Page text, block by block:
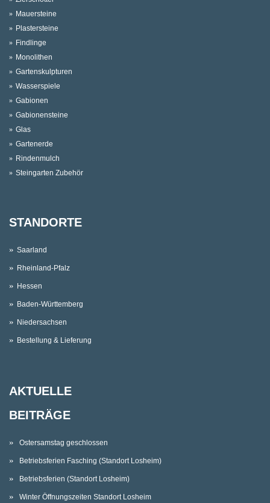
Mauersteine
Plastersteine
Findlinge
Monolithen
Gartenskulpturen
Wasserspiele
Gabionen
Gabionensteine
Glas
Gartenerde
Rindenmulch
Steingarten Zubehör
STANDORTE
Saarland
Rheinland-Pfalz
Hessen
Baden-Württemberg
Niedersachsen
Bestellung & Lieferung
AKTUELLE
BEITRÄGE
Ostersamstag geschlossen
Betriebsferien Fasching (Standort Losheim)
Betriebsferien (Standort Losheim)
Winter Öffnungszeiten Standort Losheim